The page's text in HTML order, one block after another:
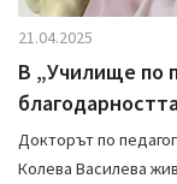
21.04.2025
В „Училище по
Докторът по
Колева Василева